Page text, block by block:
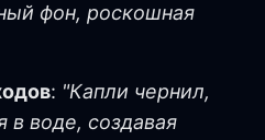
фон, роскошная
: "Капли чернил,
воде, создавая